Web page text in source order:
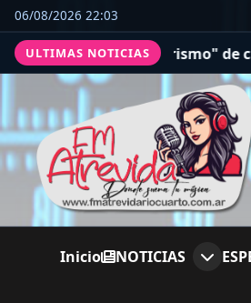
06/08/2026 22:03
ULTIMAS NOTICIAS
de ciudadanía por
Inicio NOTICIAS